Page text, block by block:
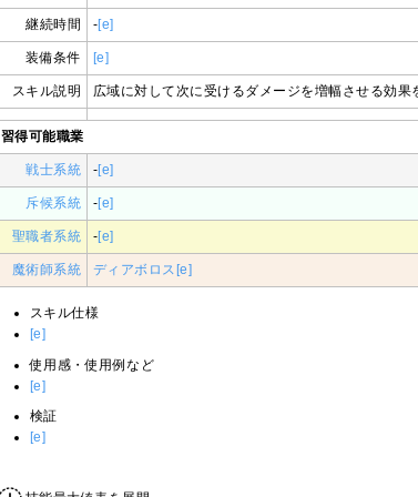
継続時間 -[e]
装備条件 [e]
スキル説明 広域に対して次に受けるダメージを増幅させる効果
習得可能職業
戦士系統 -[e]
斥候系統 -[e]
聖職者系統 -[e]
魔術師系統 ディアボロス [e]
スキル仕様
[e]
使用感・使用例など
[e]
検証
[e]